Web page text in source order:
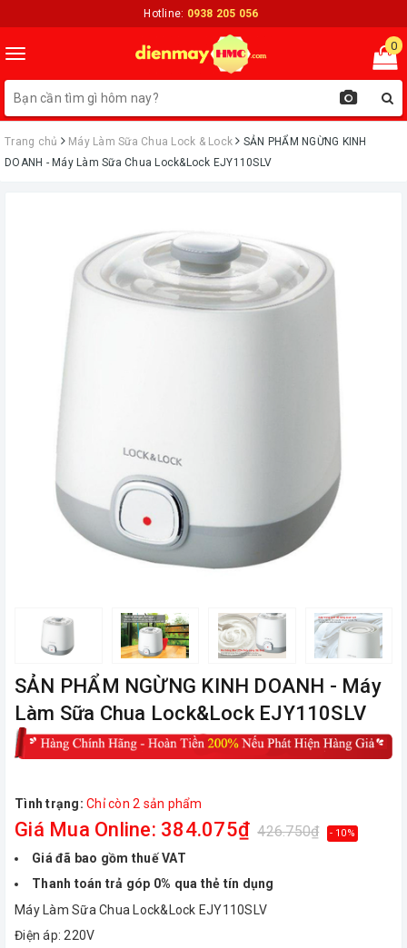
Hotline: 0938 205 056
Toggle
navigation
0
Trang chủ Máy Làm Sữa Chua Lock & Lock
SẢN PHẨM NGỪNG KINH
DOANH - Máy Làm Sữa Chua Lock&Lock EJY110SLV
SẢN PHẨM NGỪNG KINH DOANH - Máy
Làm Sữa Chua Lock&Lock EJY110SLV
Tình trạng: Chỉ còn 2 sản phẩm
Giá Mua Online: 384.075₫ 426.750₫ - 10%
Giá đã bao gồm thuế VAT
Thanh toán trả góp 0% qua thẻ tín dụng
Máy Làm Sữa Chua Lock&Lock EJY110SLV
Điện áp: 220V